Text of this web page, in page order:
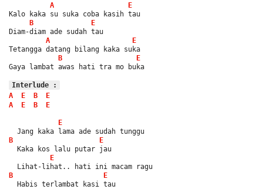
A
E
Kalo kaka su suka coba kasih tau
B
E
Diam-diam ade sudah tau
A
E
Tetangga datang bilang kaka suka
B
E
Gaya lambat awas hati tra mo buka
Interlude :
A
E B
E
A
E B E
E
  Jang kaka lama ade sudah tunggu
B
E
  Kaka kos lalu putar jau
E
  Lihat-lihat.. hati ini macam ragu
B
E
  Habis terlambat kasi tau